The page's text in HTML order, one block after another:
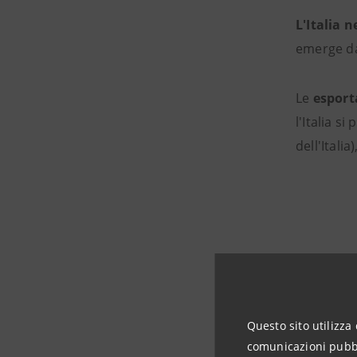
Questo sito utilizza
comunicazioni
L'Italia
emerge
Le
l'Italia si